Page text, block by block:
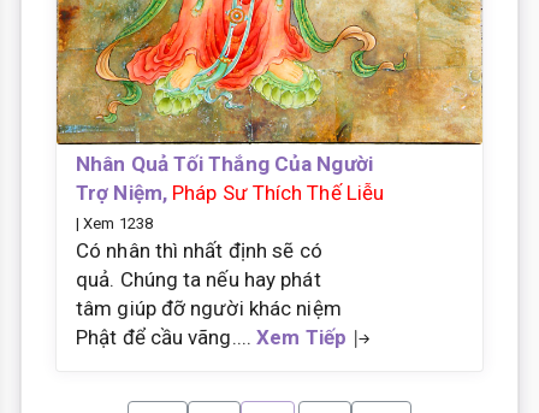
Nhân Quả Tối Thắng Của Người
Trợ Niệm, Pháp Sư Thích Thế Liễu
| Xem 1238
Có nhân thì nhất định sẽ có
quả. Chúng ta nếu hay phát
tâm giúp đỡ người khác niệm
Phật để cầu vãng....Xem Tiếp